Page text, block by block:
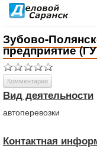
Зубово-
предприятие
Комментарии
Вид деятельности
автоперевозки
Контактная